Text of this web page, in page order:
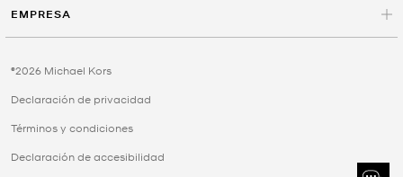
EMPRESA
©2026 Michael Kors
Declaración de privacidad
Términos y condiciones
Declaración de accesibilidad